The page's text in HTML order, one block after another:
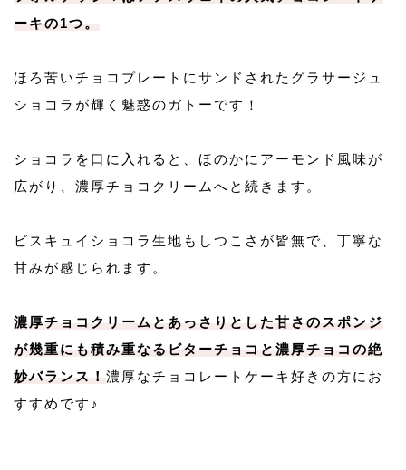
ーキの1つ。
ほろ苦いチョコプレートにサンドされたグラサージュ
ショコラが輝く魅惑のガトーです！
ショコラを口に入れると、ほのかにアーモンド風味が
広がり、濃厚チョコクリームへと続きます。
ビスキュイショコラ生地もしつこさが皆無で、丁寧な
甘みが感じられます。
濃厚チョコクリームとあっさりとした甘さのスポンジ
が幾重にも積み重なるビターチョコと濃厚チョコの絶
妙バランス！ 濃厚なチョコレートケーキ好きの方にお
すすめです♪